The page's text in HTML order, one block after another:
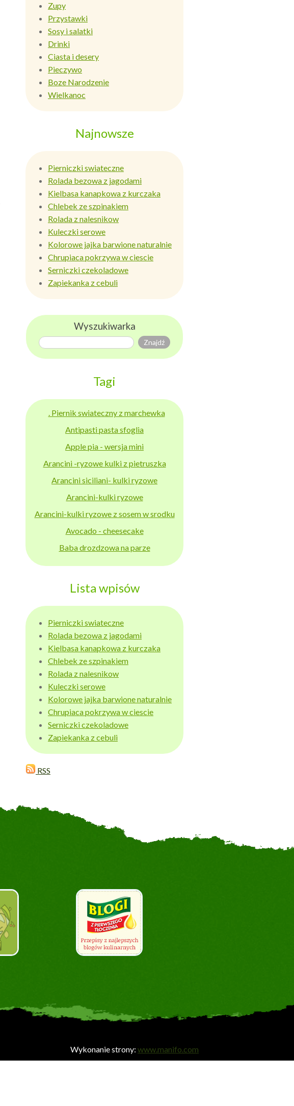
Zupy
Przystawki
Sosy i salatki
Drinki
Ciasta i desery
Pieczywo
Boze Narodzenie
Wielkanoc
Najnowsze
Pierniczki swiateczne
Rolada bezowa z jagodami
Kielbasa kanapkowa z kurczaka
Chlebek ze szpinakiem
Rolada z nalesnikow
Kuleczki serowe
Kolorowe jajka barwione naturalnie
Chrupiaca pokrzywa w ciescie
Serniczki czekoladowe
Zapiekanka z cebuli
Wyszukiwarka
Tagi
. Piernik swiateczny z marchewka
Antipasti pasta sfoglia
Apple pia - wersja mini
Arancini -ryzowe kulki z pietruszka
Arancini siciliani- kulki ryzowe
Arancini-kulki ryzowe
Arancini-kulki ryzowe z sosem w srodku
Avocado - cheesecake
Baba drozdzowa na parze
Lista wpisów
Pierniczki swiateczne
Rolada bezowa z jagodami
Kielbasa kanapkowa z kurczaka
Chlebek ze szpinakiem
Rolada z nalesnikow
Kuleczki serowe
Kolorowe jajka barwione naturalnie
Chrupiaca pokrzywa w ciescie
Serniczki czekoladowe
Zapiekanka z cebuli
RSS
Wykonanie strony: www.manifo.com